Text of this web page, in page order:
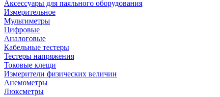
Аксессуары для паяльного оборудования
Измерительное
Мультиметры
Цифровые
Аналоговые
Кабельные тестеры
Тестеры напряжения
Токовые клещи
Измерители физических величин
Анемометры
Люксметры